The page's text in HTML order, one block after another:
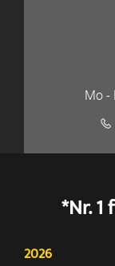
Mo -
*Nr. 1
2026